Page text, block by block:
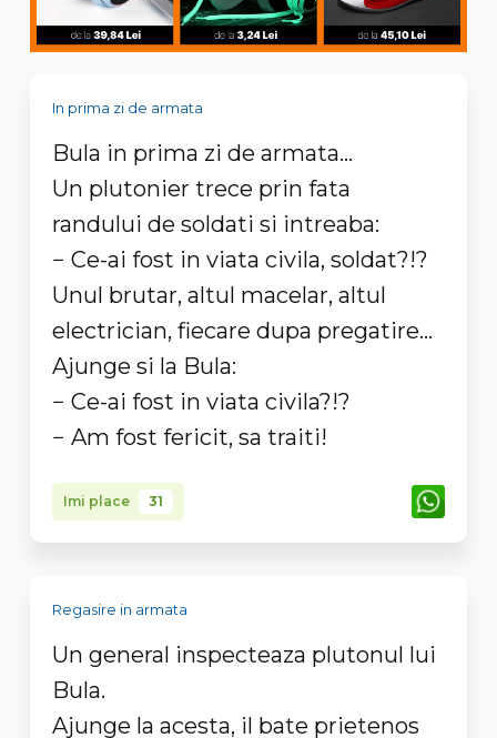
In prima zi de armata
Bula in prima zi de armata...
Un plutonier trece prin fata
randului de soldati si intreaba:
− Ce-ai fost in viata civila, soldat?!?
Unul brutar, altul macelar, altul
electrician, fiecare dupa pregatire...
Ajunge si la Bula:
− Ce-ai fost in viata civila?!?
− Am fost fericit, sa traiti!
Imi place 31
Regasire in armata
Un general inspecteaza plutonul lui
Bula.
Ajunge la acesta, il bate prietenos